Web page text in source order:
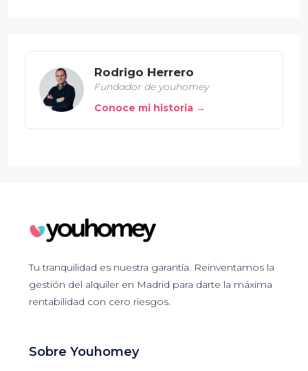
Rodrigo Herrero
Fundador de youhomey
Conoce mi historia →
Tu tranquilidad es nuestra garantía. Reinventamos la
gestión del alquiler en Madrid para darte la máxima
rentabilidad con cero riesgos.
Sobre Youhomey